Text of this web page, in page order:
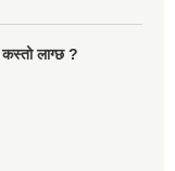
कस्तो लाग्छ ?